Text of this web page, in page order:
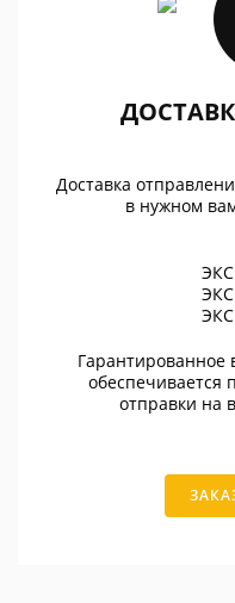
Доставка
в нужном
Гарантированное
обеспечивается
отправки на